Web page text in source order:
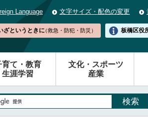
Language 文字サイズ・配色の変更
ざというときに（救急・防犯・防災） 板橋区役
育て・教育
生涯学習
文化・スポーツ
産業